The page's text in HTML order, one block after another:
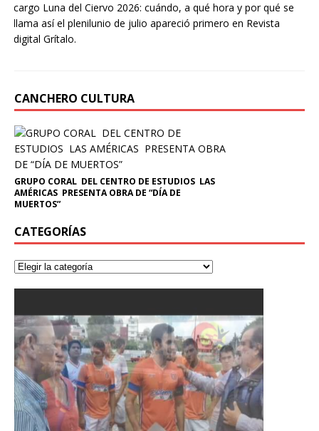
cargo Luna del Ciervo 2026: cuándo, a qué hora y por qué se
llama así el plenilunio de julio apareció primero en Revista
digital Grítalo.
CANCHERO CULTURA
GRUPO CORAL DEL CENTRO DE ESTUDIOS LAS
AMÉRICAS PRESENTA OBRA DE “DÍA DE
MUERTOS”
CATEGORÍAS